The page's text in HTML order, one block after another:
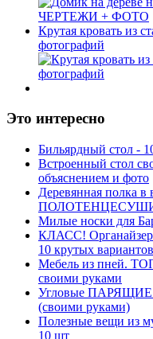
Крутая кровать из
фотографий
Это интересно
Бильярдный стол -
Встроенный стол
объяснением и фото
Деревянная полка
Милые носки для
КЛАСС! Органайзер
10 крутых вариантов
Мебель из пней.
своими руками
Угловые ПАРЯЩИЕ
(своими руками)
Полезные вещи из
10 шт